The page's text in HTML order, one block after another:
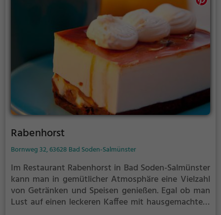
auf jeden Fall, um die Vielfalt dieses Restaurants zu
entdecken und sich kulinarisch verwöhnen zu lassen.
Rabenhorst
Bornweg 32, 63628 Bad Soden-Salmünster
Im Restaurant Rabenhorst in Bad Soden-Salmünster
kann man in gemütlicher Atmosphäre eine Vielzahl
von Getränken und Speisen genießen. Egal ob man
Lust auf einen leckeren Kaffee mit hausgemachtem